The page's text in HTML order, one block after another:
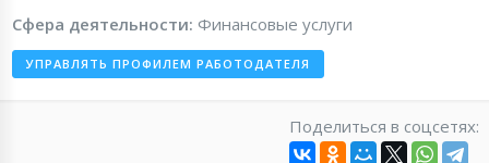
Сфера деятельности: Финансовые услуги
УПРАВЛЯТЬ ПРОФИЛЕМ РАБОТОДАТЕЛЯ
Поделиться в соцсетях: